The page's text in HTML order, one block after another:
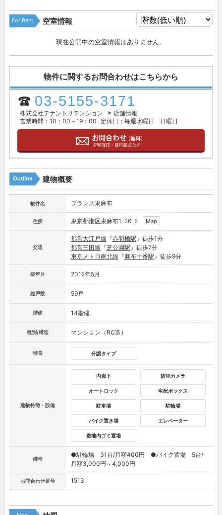
For Rent 空室情報
現在公開中の空室情報はありません。
物件に関するお問合わせはこちらから
03-5155-3171
株式会社テナントリテンション
店舗情報
営業時間：10：00～19：00
定休日：毎週水曜日 日曜日
Outline 建物概要
物件名 ブランズ東麻布
住所 東京都港区東麻布1-26-5 Map
交通
都営大江戸線 『赤羽橋駅』徒歩1分
都営三田線 『芝公園駅』徒歩7分
東京メトロ南北線 『麻布十番駅』徒歩9分
築年月 2012年5月
総戸数 59戸
階建 14階建
種別/構造 マンション（RC造）
特長 分譲タイプ
建物特徴・設備
内廊下 防犯カメラ
オートロック 宅配ボックス
駐車場 駐輪場
バイク置き場 エレベーター
敷地内ゴミ置場
備考
●駐輪場 31台/月額400円 ●バイク置場 5台/
月額3,000円～4,000円
お問合わせ番号 1513